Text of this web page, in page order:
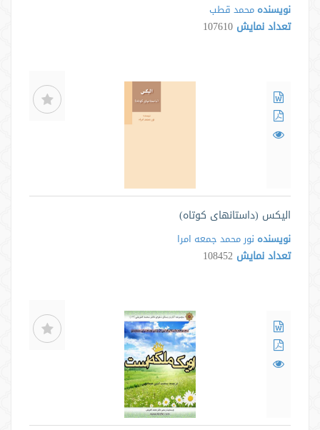
نویسنده محمد قطب
تعداد نمایش 107610
الیکس (داستانهای کوتاه)
نویسنده نور محمد جمعه امرا
تعداد نمایش 108452